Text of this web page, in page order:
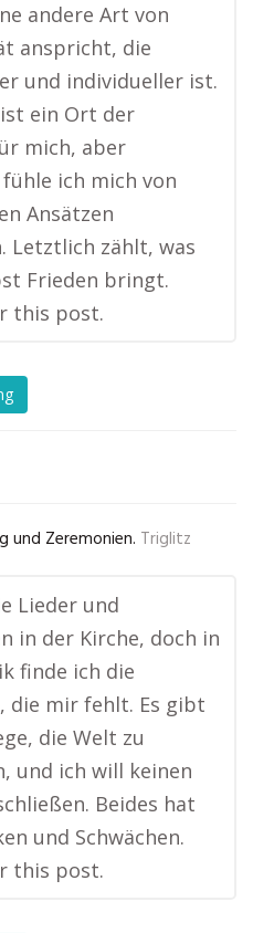
andere Art von
anspricht, die
und individueller ist.
ein Ort der
mich, aber
ich mich von
Ansätzen
Letztlich zählt, was
Frieden bringt.
this post.
und Zeremonien. Triglitz
Lieder und
in der Kirche, doch in
finde ich die
die mir fehlt. Es gibt
die Welt zu
und ich will keinen
Beides hat
und Schwächen.
this post.